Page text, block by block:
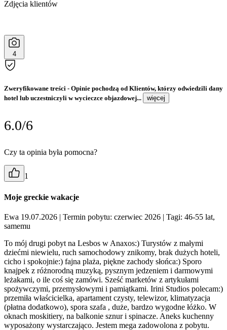
Zdjęcia klientów
4
Zweryfikowane treści - Opinie pochodzą od Klientów, którzy odwiedzili dany
hotel lub uczestniczyli w wycieczce objazdowej...
więcej
6.0/6
Czy ta opinia była pomocna?
1
Moje greckie wakacje
Ewa 19.07.2026 | Termin pobytu: czerwiec 2026 | Tagi: 46-55 lat,
samemu
To mój drugi pobyt na Lesbos w Anaxos:) Turystów z małymi
dziećmi niewielu, ruch samochodowy znikomy, brak dużych hoteli,
cicho i spokojnie:) fajna plaża, piękne zachody słońca:) Sporo
knajpek z różnorodną muzyką, pysznym jedzeniem i darmowymi
leżakami, o ile coś się zamówi. Sześć marketów z artykułami
spożywczymi, przemysłowymi i pamiątkami. Irini Studios polecam:)
przemiła właścicielka, apartament czysty, telewizor, klimatyzacja
(płatna dodatkowo), spora szafa , duże, bardzo wygodne łóżko. W
oknach moskitiery, na balkonie sznur i spinacze. Aneks kuchenny
wyposażony wystarczająco. Jestem mega zadowolona z pobytu.